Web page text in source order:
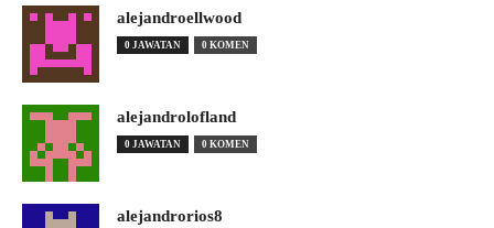
alejandroellwood
0 JAWATAN 0 KOMEN
alejandrolofland
0 JAWATAN 0 KOMEN
alejandrorios8